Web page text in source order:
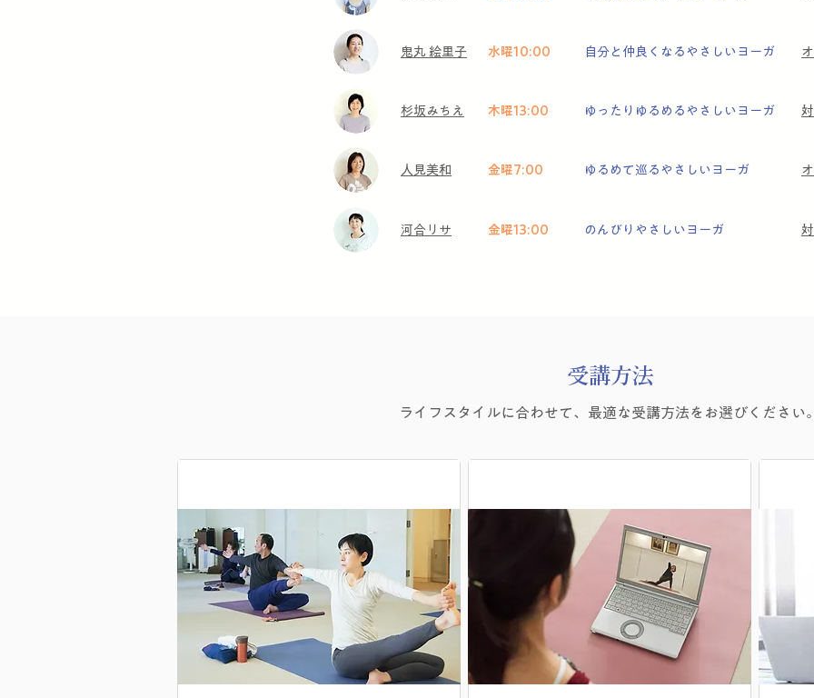
鬼丸 絵里子 水曜10:00 自分と仲良くなるやさしいヨーガ
杉坂みちえ 木曜13:00 ゆったりゆるめるやさしいヨーガ
人見美和 金曜7:00 ゆるめて巡るやさしいヨーガ
河合リサ 金曜13:00 のんびりやさしいヨーガ
受講方法
ライフスタイルに合わせて、最適な受講方法をお選びください。